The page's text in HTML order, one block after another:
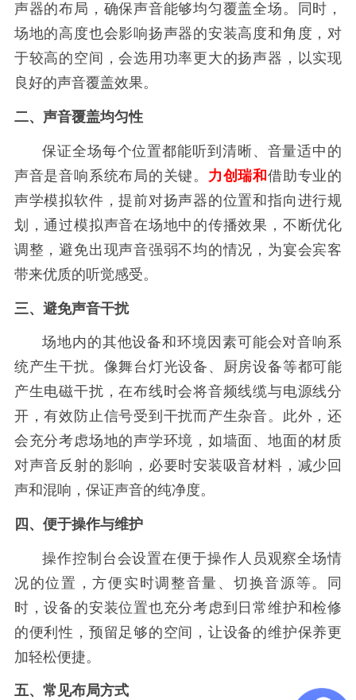
声器的布局，确保声音能够均匀覆盖全场。同时，
场地的高度也会影响扬声器的安装高度和角度，对
于较高的空间，会选用功率更大的扬声器，以实现
良好的声音覆盖效果。
二、声音覆盖均匀性
保证全场每个位置都能听到清晰、音量适中的
声音是音响系统布局的关键。 力创瑞和借助专业的
声学模拟软件，提前对扬声器的位置和指向进行规
划，通过模拟声音在场地中的传播效果，不断优化
调整，避免出现声音强弱不均的情况，为宴会宾客
带来优质的听觉感受。
三、避免声音干扰
场地内的其他设备和环境因素可能会对音响系
统产生干扰。像舞台灯光设备、厨房设备等都可能
产生电磁干扰，在布线时会将音频线缆与电源线分
开，有效防止信号受到干扰而产生杂音。此外，还
会充分考虑场地的声学环境，如墙面、地面的材质
对声音反射的影响，必要时安装吸音材料，减少回
声和混响，保证声音的纯净度。
四、便于操作与维护
操作控制台会设置在便于操作人员观察全场情
况的位置，方便实时调整音量、切换音源等。同
时，设备的安装位置也充分考虑到日常维护和检修
的便利性，预留足够的空间，让设备的维护保养更
加轻松便捷。
五、常见布局方式